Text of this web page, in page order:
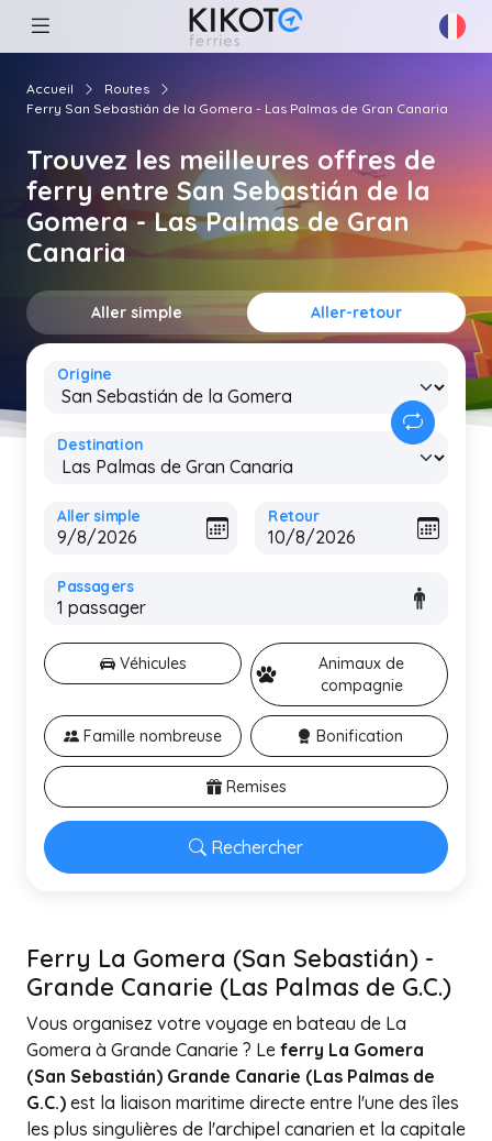
Accueil
Routes
Ferry San Sebastián de la Gomera - Las Palmas de Gran Canaria
Trouvez les meilleures offres de
ferry entre San Sebastián de la
Gomera - Las Palmas de Gran
Canaria
Aller simple Aller-retour
Origine
Destination
Aller simple Retour
Passagers
Rechercher
Véhicules
Animaux de
compagnie
Famille nombreuse Bonification
Remises
Ferry La Gomera (San Sebastián) -
Grande Canarie (Las Palmas de G.C.)
Vous organisez votre voyage en bateau de La
Gomera à Grande Canarie ? Le ferry La Gomera
(San Sebastián) Grande Canarie (Las Palmas de
G.C.) est la liaison maritime directe entre l'une des îles
les plus singulières de l'archipel canarien et la capitale